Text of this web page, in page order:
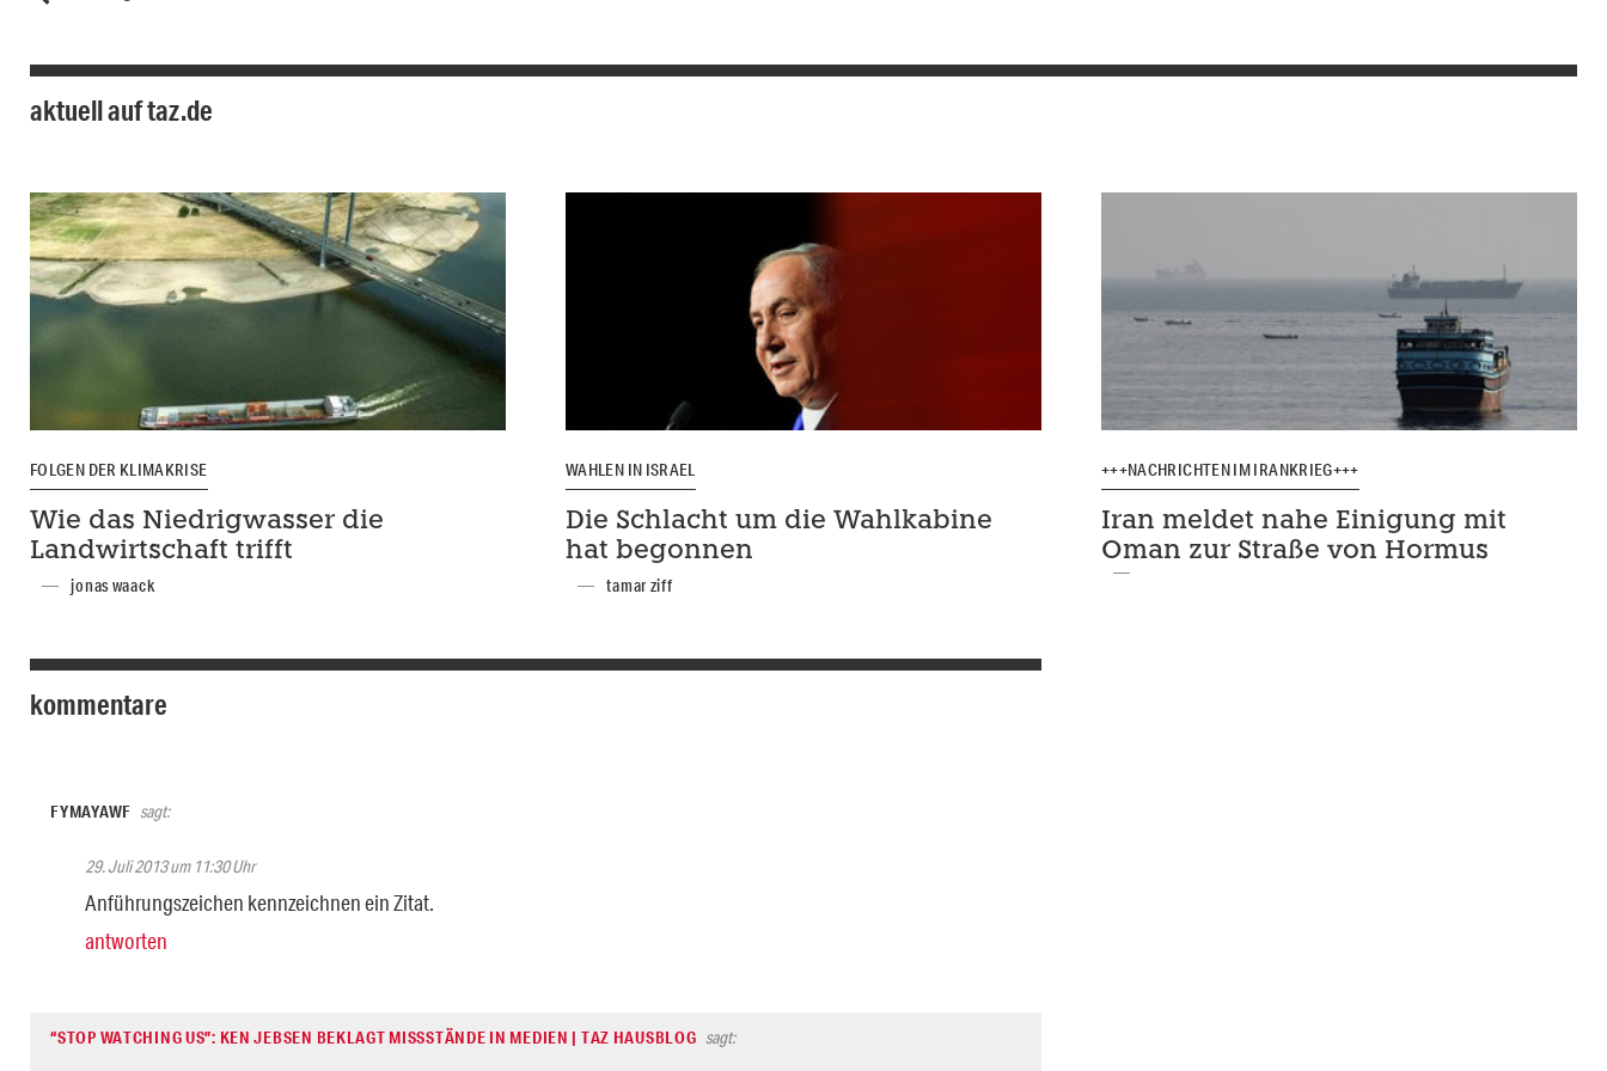
aktuell auf taz.de
FOLGEN DER KLIMAKRISE
Wie das Niedrigwasser die
Landwirtschaft trifft
jonas waack
WAHLEN IN ISRAEL
Die Schlacht um die Wahlkabine
hat begonnen
tamar ziff
+++NACHRICHTEN IM IRANKRIEG+++
Iran meldet nahe Einigung mit
Oman zur Straße von Hormus
kommentare
FYMAYAWF sagt:
29. Juli 2013 um 11:30 Uhr
Anführungszeichen kennzeichnen ein Zitat.
antworten
“STOP WATCHING US”: KEN JEBSEN BEKLAGT MISSSTÄNDE IN MEDIEN | TAZ HAUSBLOG sagt: